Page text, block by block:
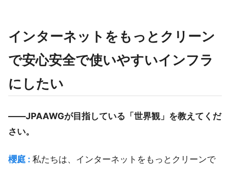
インターネットをもっとクリーン
で安心安全で使いやすいインフラ
にしたい
――JPAAWGが目指している「世界観」を教えてくだ
さい。
櫻庭 : 私たちは、インターネットをもっとクリーンで